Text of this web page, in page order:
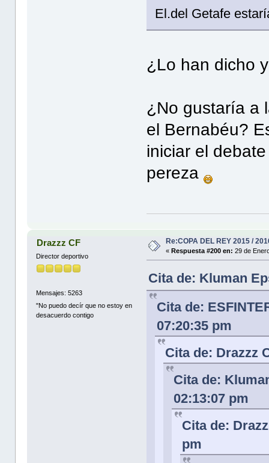
El.del Getafe
¿Lo han dicho
¿No gustaría a
el Bernabéu?
iniciar el
pereza
Drazzz CF
Director deportivo
Mensajes: 5263
"No puedo decír que no estoy en
desacuerdo contigo
Re:COPA DEL REY 2015 /
«Respuesta #200 en: 29 de
Cita de: Kluman
Cita de:
07:20:35 pm
Cita de: Drazzz
Cita de:
02:13:07 pm
Cita de:
pm